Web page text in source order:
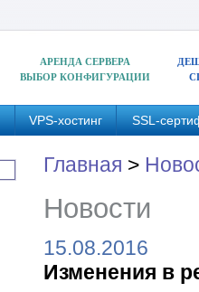
АРЕНДА СЕРВЕРА
ВЫБОР КОНФИГУРАЦИИ
VPS-хостинг SSL-
Главная >
Новости
15.08.2016
Изменения в